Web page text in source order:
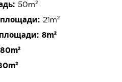
50m²
21m²
8m²
80m²
Avenue, 3030 Limassol,